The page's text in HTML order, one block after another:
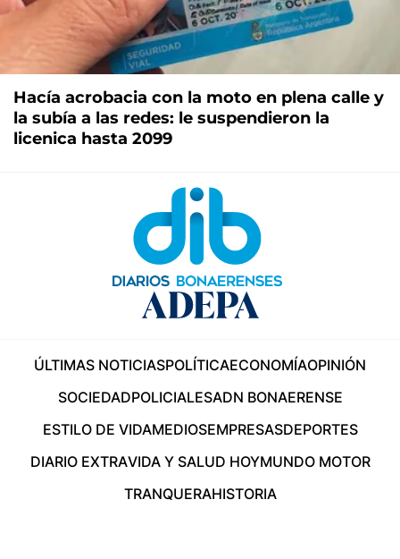
Hacía acrobacia con la moto en plena calle y
la subía a las redes: le suspendieron la
licenica hasta 2099
ÚLTIMAS NOTICIASPOLÍTICAECONOMÍAOPINIÓN
SOCIEDADPOLICIALESADN BONAERENSE
ESTILO DE VIDAMEDIOSEMPRESASDEPORTES
DIARIO EXTRAVIDA Y SALUD HOYMUNDO MOTOR
TRANQUERAHISTORIA